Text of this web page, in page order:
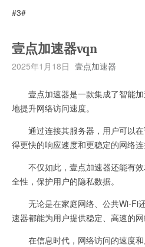
#3#
壹点加速器vqn
2025年1月18日 壹点加速器
壹点加速器是一款集成了智能加
地提升网络访问速度。
通过连接其服务器，用户可以在
得更快的响应速度和更稳定的网络连
不仅如此，壹点加速器还能有效
全性，保护用户的隐私数据。
无论是在家庭网络、公共Wi-Fi
速器都能为用户提供稳定、高速的网
在信息时代，网络访问的速度和